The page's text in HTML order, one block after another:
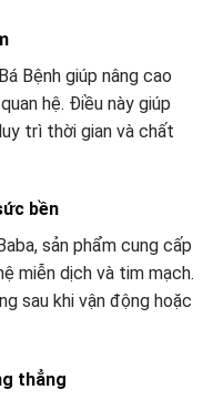
Bệnh giúp nâng cao
hệ. Điều này giúp
trì thời gian và chất
bền
sản phẩm cung cấp
miễn dịch và tim mạch.
sau khi vận động hoặc
thẳng